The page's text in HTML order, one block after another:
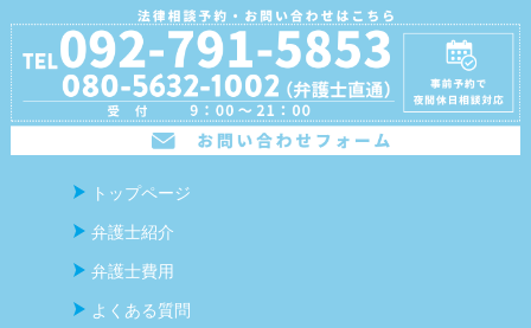
トップページ
弁護士紹介
弁護士費用
よくある質問